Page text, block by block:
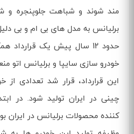
مند شوند و شباهت جلوپنجره
برلیانس به مدل های بی ام و بی
حدود 12 سال پیش یک
خودرو سازی سایپا و برلیانس اتو
این قرارداد، قرار شد تعدادی از
چینی در ایران تولید شود. در
کننده محصولات برلیانس در ایران